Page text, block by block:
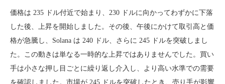
価格は 235 ドル付近で始まり、230 ドルに向かってわずかに下落
した後、上昇を開始しました。その後、午後にかけて取引高と価
格が急騰し、Solana は 240 ドル、さらに 245 ドルを突破しまし
た。この動きは単なる一時的な上昇ではありませんでした。買い
手は小さな押し目ごとに繰り返し介入し、より高い水準での需要
を確認しました。市場が 245 ドルを突破したとき、売り手が影響